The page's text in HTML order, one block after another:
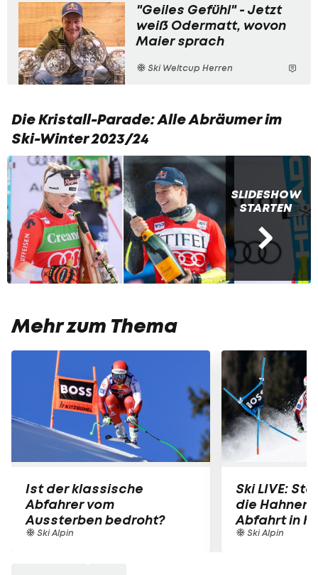
"Geiles Gefühl" - Jetzt
weiß Odermatt, wovon
Maier sprach
Ski Weltcup Herren
Die Kristall-Parade: Alle Abräumer im
Ski-Winter 2023/24
SLIDESHOW
STARTEN
Mehr zum Thema
Ist der klassische
Abfahrer vom
Aussterben bedroht?
Ski Alpin
Ski LIVE:
die
Abfahrt in
Ski Alpin